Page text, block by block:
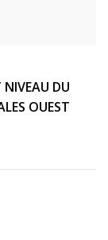
DU
OUEST